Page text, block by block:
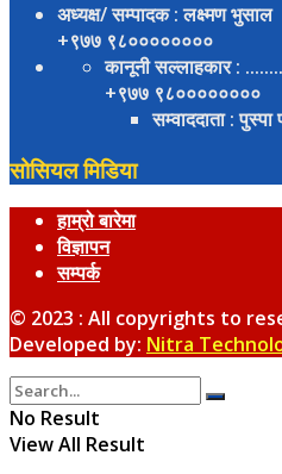
अध्यक्ष/ सम्पादक: लक्ष्मण भुसाल
+९७७ ९८००००००००
कानूनी सल्लाहकार:
+९७७ ९८००००००००
सम्वाददाता: पुस्पा
सोसियल मिडिया
हाम्रो बारेमा
विज्ञापन
सम्पर्क
© 2023 : All copyrights to
Developed by: Nitra
No Result
View All Result